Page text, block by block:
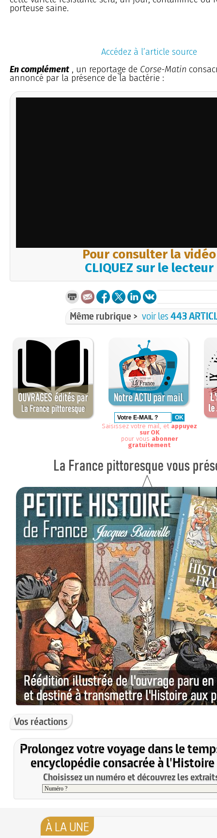
porteuse saine.
Accédez à l’article source
En complément , un reportage de Corse-Matin
annoncé par la présence de la bactérie :
Pour consulter la vidéo
CLIQUEZ sur le lecteur
Même rubrique > voir les443
Saisissez votre mail, et appuyez
sur OK
pour vous abonner
gratuitement
Vos réactions
Prolongez votre voyage dans le
encyclopédie consacrée à l'Histoire
Choisissez un numéro et découvrez les
À LA UNE